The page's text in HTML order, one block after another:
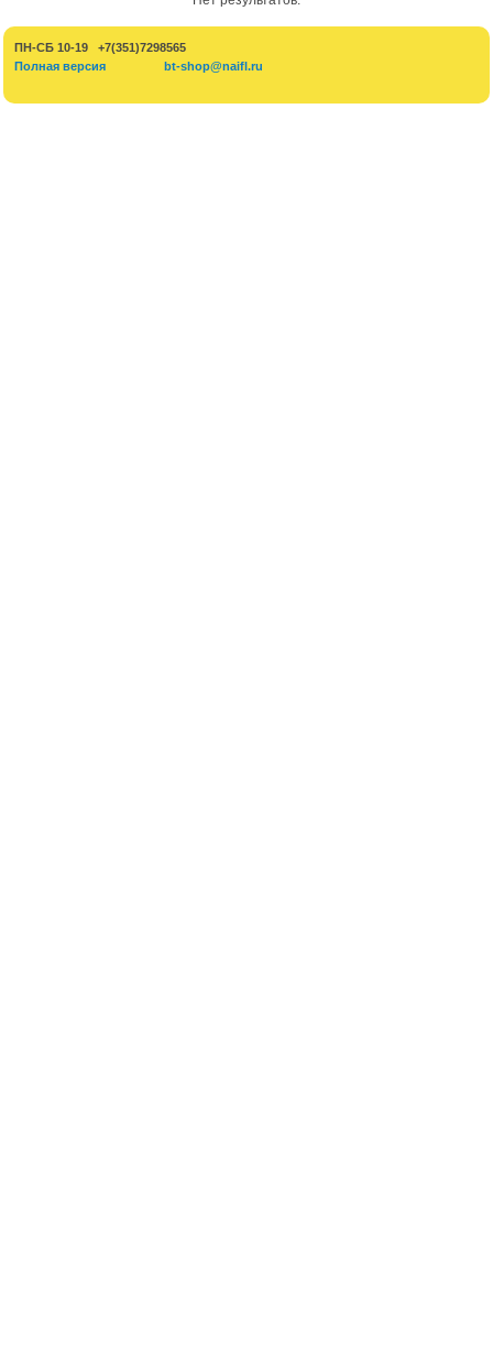
ПН-СБ 10-19 +7(351)7298565
Полная версия
bt-shop@naifl.ru